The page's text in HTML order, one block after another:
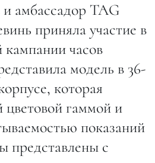
амбассадор TAG
приняла участие в
часов
модель в 36-
которая
цветовой гаммой и
показаний
представлены с